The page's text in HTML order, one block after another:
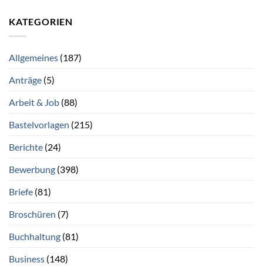
KATEGORIEN
Allgemeines (187)
Anträge (5)
Arbeit & Job (88)
Bastelvorlagen (215)
Berichte (24)
Bewerbung (398)
Briefe (81)
Broschüren (7)
Buchhaltung (81)
Business (148)